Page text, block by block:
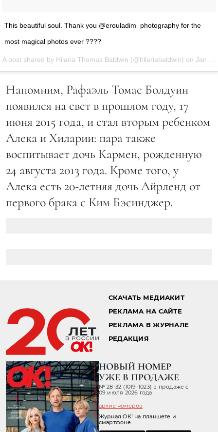
This beautiful soul. Thank you @erouladim_photography for the
most magical photos ever ????
A post shared by Hilaria Thomas Baldwin (@hilariabaldwin) on Jan 15, 2016 at 4:26pm PST
Напомним, Рафаэль Томас Болдуин
появился на свет в прошлом году, 17
июня 2015 года, и стал вторым ребенком
Алека и Хиларии: пара также
воспитывает дочь Кармен, рожденную
24 августа 2013 года. Кроме того, у
Алека есть 20-летняя дочь Айрленд от
первого брака с Ким Бэсинджер.
СКАЧАТЬ МЕДИАКИТ
РЕКЛАМА НА САЙТЕ
РЕКЛАМА В ЖУРНАЛЕ
РЕДАКЦИЯ
НОВЫЙ НОМЕР
УЖЕ В ПРОДАЖЕ
№ 28-32 (1019-1023) в продаже с
09 июля 2026 года
архив номеров
Журнал OK! на планшете и
смартфоне